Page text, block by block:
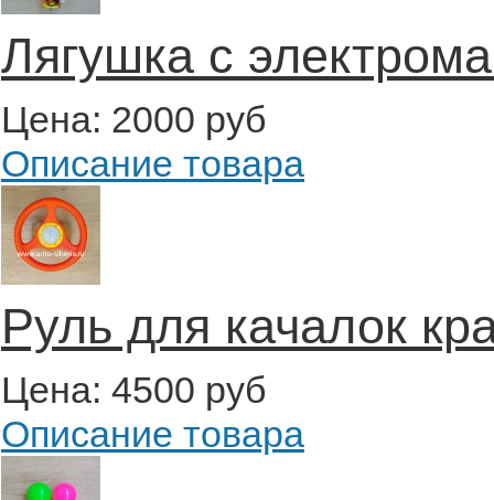
Лягушка с
Цена: 2000 руб
Описание товара
Руль для качалок
Цена: 4500 руб
Описание товара